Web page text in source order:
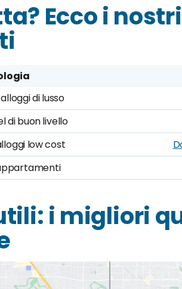
Ecco i
di lusso
di buon livello
low cost
i migliori